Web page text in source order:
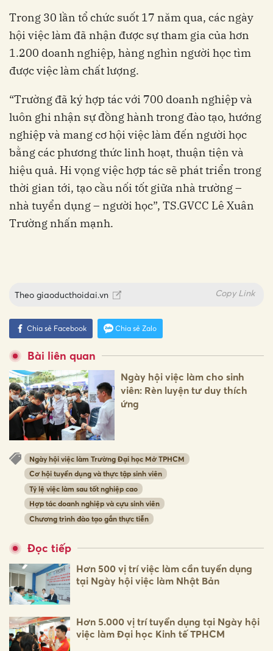
Trong 30 lần tổ chức suốt 17 năm qua, các ngày
hội việc làm đã nhận được sự tham gia của hơn
1.200 doanh nghiệp, hàng nghìn người học tìm
được việc làm chất lượng.
“Trường đã ký hợp tác với 700 doanh nghiệp và
luôn ghi nhận sự đồng hành trong đào tạo, hướng
nghiệp và mang cơ hội việc làm đến người học
bằng các phương thức linh hoạt, thuận tiện và
hiệu quả. Hi vọng việc hợp tác sẽ phát triển trong
thời gian tới, tạo cầu nối tốt giữa nhà trường –
nhà tuyển dụng – người học”, TS.GVCC Lê Xuân
Trường nhấn mạnh.
Theo giaoducthoidai.vn Copy Link
Chia sẻ Facebook Chia sẻ Zalo
Bài liên quan
Ngày hội việc làm cho sinh
viên: Rèn luyện tư duy thích
ứng
Ngày hội việc làm Trường Đại học Mở TPHCM
Cơ hội tuyển dụng và thực tập sinh viên
Tỷ lệ việc làm sau tốt nghiệp cao
Hợp tác doanh nghiệp và cựu sinh viên
Chương trình đào tạo gắn thực tiễn
Đọc tiếp
Hơn 500 vị trí việc làm cần tuyển dụng
tại Ngày hội việc làm Nhật Bản
Hơn 5.000 vị trí tuyển dụng tại Ngày hội
việc làm Đại học Kinh tế TPHCM